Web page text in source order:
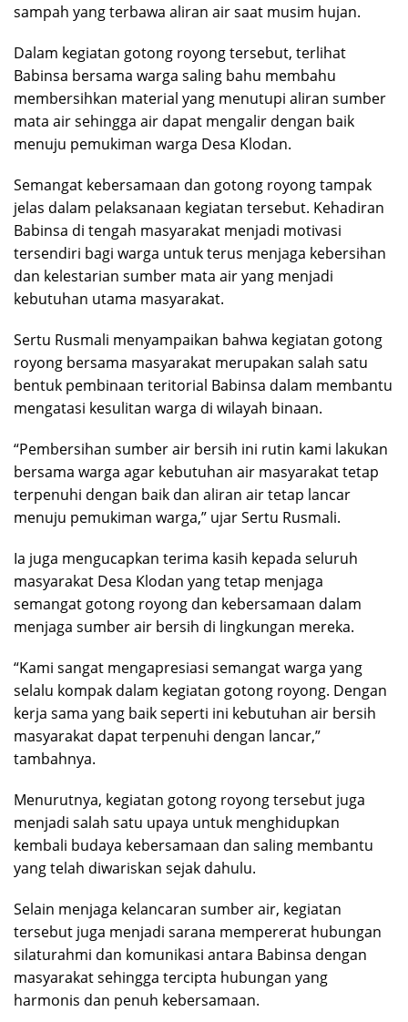
sampah yang terbawa aliran air saat musim hujan.
Dalam kegiatan gotong royong tersebut, terlihat
Babinsa bersama warga saling bahu membahu
membersihkan material yang menutupi aliran sumber
mata air sehingga air dapat mengalir dengan baik
menuju pemukiman warga Desa Klodan.
Semangat kebersamaan dan gotong royong tampak
jelas dalam pelaksanaan kegiatan tersebut. Kehadiran
Babinsa di tengah masyarakat menjadi motivasi
tersendiri bagi warga untuk terus menjaga kebersihan
dan kelestarian sumber mata air yang menjadi
kebutuhan utama masyarakat.
Sertu Rusmali menyampaikan bahwa kegiatan gotong
royong bersama masyarakat merupakan salah satu
bentuk pembinaan teritorial Babinsa dalam membantu
mengatasi kesulitan warga di wilayah binaan.
“Pembersihan sumber air bersih ini rutin kami lakukan
bersama warga agar kebutuhan air masyarakat tetap
terpenuhi dengan baik dan aliran air tetap lancar
menuju pemukiman warga,” ujar Sertu Rusmali.
Ia juga mengucapkan terima kasih kepada seluruh
masyarakat Desa Klodan yang tetap menjaga
semangat gotong royong dan kebersamaan dalam
menjaga sumber air bersih di lingkungan mereka.
“Kami sangat mengapresiasi semangat warga yang
selalu kompak dalam kegiatan gotong royong. Dengan
kerja sama yang baik seperti ini kebutuhan air bersih
masyarakat dapat terpenuhi dengan lancar,”
tambahnya.
Menurutnya, kegiatan gotong royong tersebut juga
menjadi salah satu upaya untuk menghidupkan
kembali budaya kebersamaan dan saling membantu
yang telah diwariskan sejak dahulu.
Selain menjaga kelancaran sumber air, kegiatan
tersebut juga menjadi sarana mempererat hubungan
silaturahmi dan komunikasi antara Babinsa dengan
masyarakat sehingga tercipta hubungan yang
harmonis dan penuh kebersamaan.